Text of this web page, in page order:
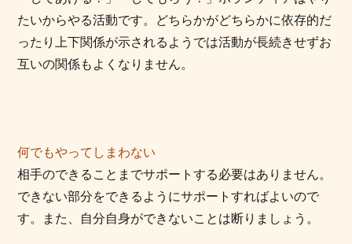
たいからやる活動です。どちらかがどちらかに依存的だ
ったり上下関係が示されるようでは活動が長続きせずお
互いの関係もよくなりません。
何でもやってしまわない
相手のできることまでサポートする必要はありません。
できない部分をできるようにサポートすればよいので
す。また、自分自身ができないことは断りましょう。